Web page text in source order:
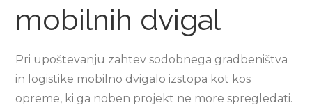
mobilnih dvigal
Pri upoštevanju zahtev sodobnega gradbeništva
in logistike mobilno dvigalo izstopa kot kos
opreme, ki ga noben projekt ne more spregledati.